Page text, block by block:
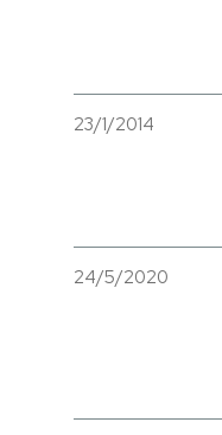
NEWSLETTER
SHOP
23/1/2014
24/5/2020